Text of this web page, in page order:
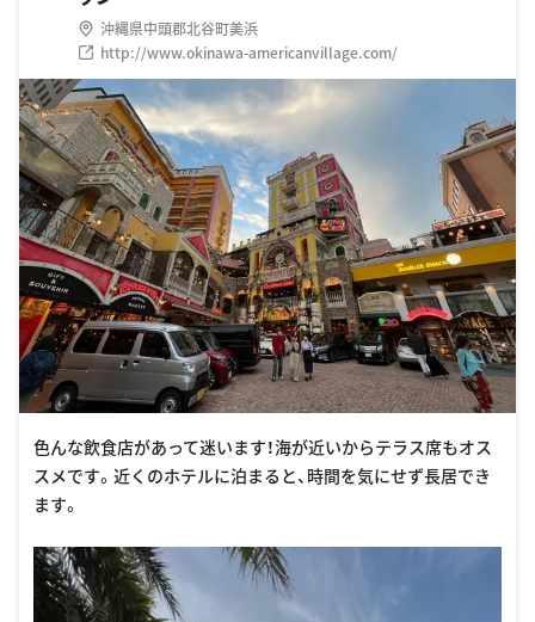
沖縄県中頭郡北谷町美浜
http://www.okinawa-americanvillage.com/
色んな飲食店があって迷います！海が近いからテラス席もオス
スメです。近くのホテルに泊まると、時間を気にせず長居でき
ます。